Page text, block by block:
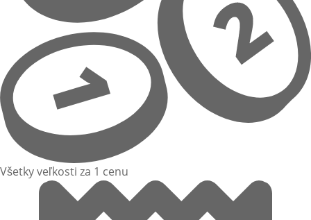
Všetky veľkosti za 1 cenu